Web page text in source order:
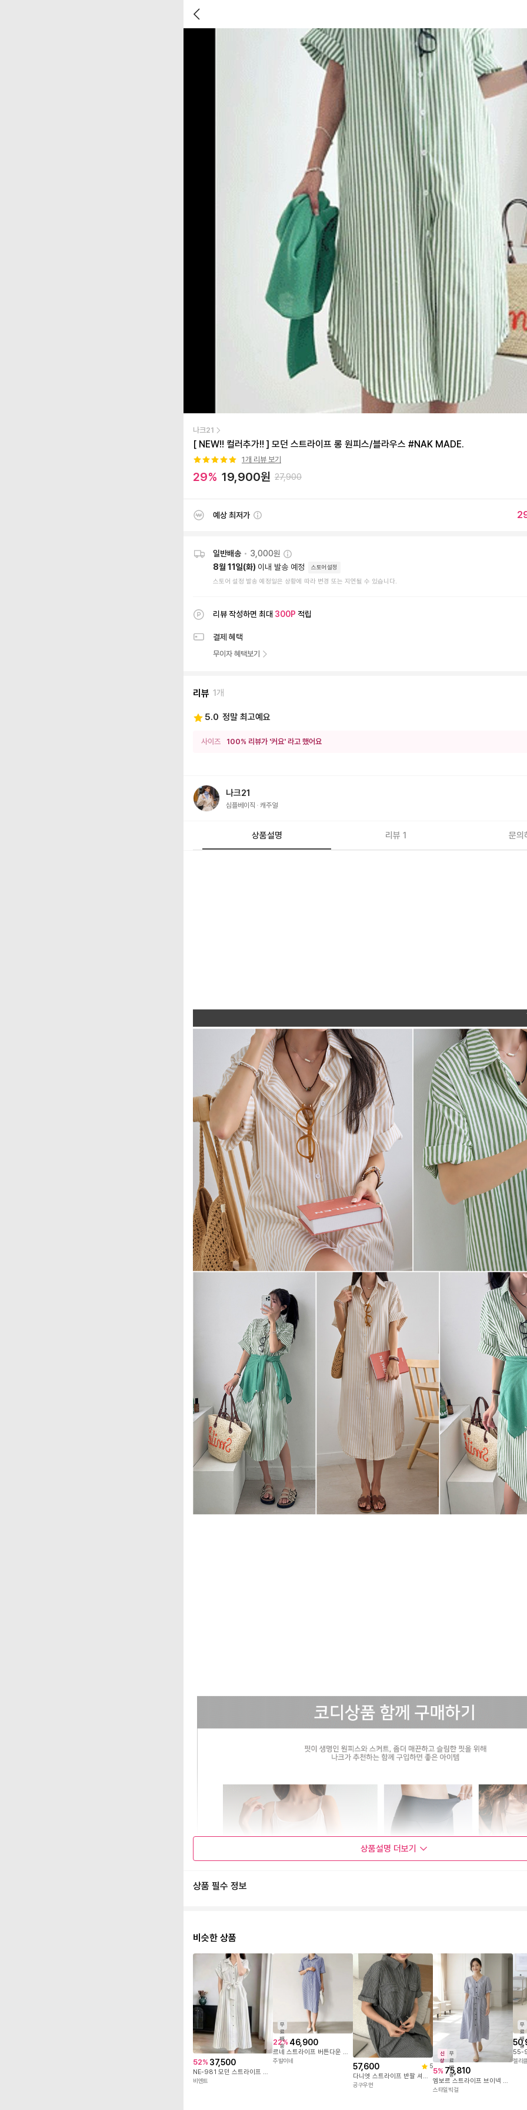
나크21
[ NEW!! 컬러추가!! ] 모던 스트라이프 롱 원피스/블라우스 #NAK MADE.
1 개 리뷰 보기
29% 19,900원 27,900
예상 최저가
일반배송 • 3,000원
8월 11일(화) 이내 발송 예정 스토어설정
스토어 설정 발송 예정일은 상황에 따라 변경 또는 지연될 수 있습니다.
리뷰 작성하면 최대 300P 적립
결제 혜택
무이자 혜택보기
리뷰 1개
5.0 정말 최고예요
사이즈 100% 리뷰가 '커요' 라고 했어요
나크21
심플베이직 캐주얼
상품설명 리뷰 1 문의
상품설명 더보기
상품 필수 정보
비슷한 상품
52% 37,500
NE-981 모던 스트라이프 허리끈 셔츠 롱원피스
비엔트
무
료
배
송
22% 46,900
르네 스트라이프 버튼다운 셔츠 롱원피스
주발이네
57,600 5
다니엣 스트라이프 반팔 셔츠 롱 원피스 83160
공구우먼
신
상
무
료
배
송
5% 75,810
엠보르 스트라이프 브이넥 롱원피스 DOD183
스타일빅걸
무
료
배
송
젤리